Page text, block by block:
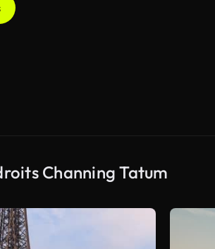
Channing Tatum